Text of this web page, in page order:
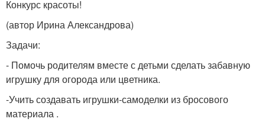
Конкурс красоты!
(автор Ирина Александрова)
Задачи:
- Помочь родителям вместе с детьми сделать забавную
игрушку для огорода или цветника.
-Учить создавать игрушки-самоделки из бросового
материала .